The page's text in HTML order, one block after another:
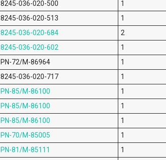
8245-036-020-500
1
8245-036-020-513
1
8245-036-020-684
2
8245-036-020-602
1
PN-72/M-86964
1
8245-036-020-717
1
PN-85/M-86100
1
PN-85/M-86100
1
PN-85/M-86100
1
PN-70/M-85005
1
PN-81/M-85111
1